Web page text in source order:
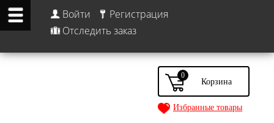
Войти
Регистрация
Отследить заказ
0
Избранные товары